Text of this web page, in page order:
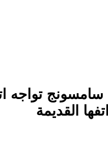
تواجه
القديمة